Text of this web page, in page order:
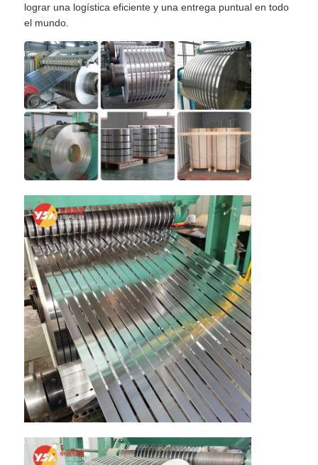
En casa.
Productos
Sobre nosotros
Control de calidad
Contacta con nosotros
Noticias
Casos
Solicitar una cita
Rollo de lámina de aluminio
lograr una logística eficiente y una entrega puntual en todo
el mundo.